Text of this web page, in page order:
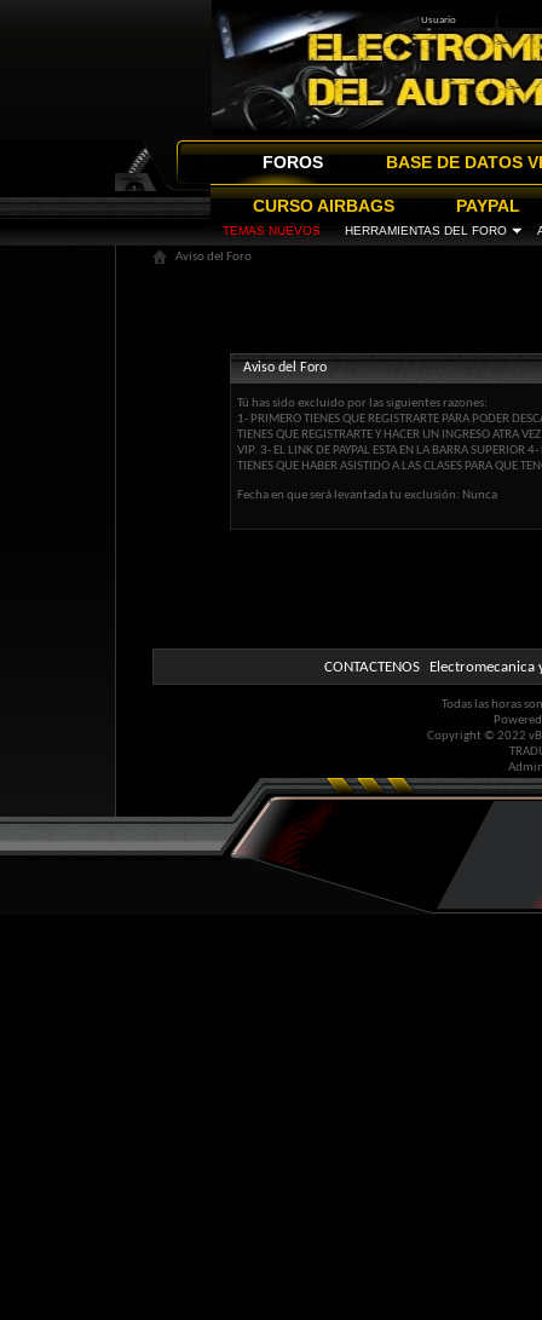
FOROS
TEMAS NUEVOS HERRAMIENTAS DEL FORO
BASE DE DATOS
CURSO AIRBAGS PAYPAL
Aviso del Foro
Aviso del Foro
Tú has sido excluido por las siguientes razones:
1- PRIMERO TIENES QUE REGISTRARTE PARA PODER
TIENES QUE REGISTRARTE Y HACER UN INGRESO ATRA
VIP. 3- EL LINK DE PAYPAL ESTA EN LA BARRA SUPERIOR
TIENES QUE HABER ASISTIDO A LAS CLASES PARA QUE
Fecha en que será levantada tu exclusión: Nunca
CONTACTENOS Electromecanica
Todas las horas
Copyright © 2022